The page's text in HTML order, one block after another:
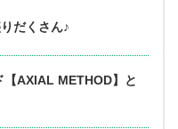
だくさん♪
AXIAL METHOD】と